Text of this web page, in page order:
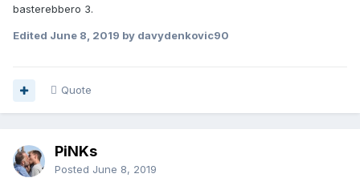
basterebbero 3.
Edited June 8, 2019 by davydenkovic90
Quote
PiNKs
Posted June 8, 2019